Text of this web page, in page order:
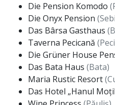
Die Pension Komodo
Die Onyx Pension
Das Bârsa Gasthaus
Taverna Pecicană
Die Grüner House
Das Bata Haus (Bata)
Maria Rustic Resort
Das Hotel „Hanul